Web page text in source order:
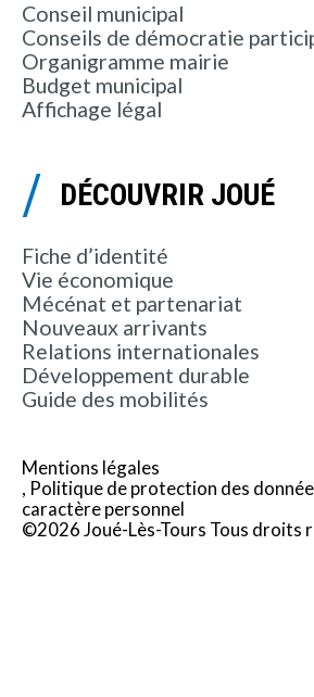
Conseil municipal
Conseils de démocratie
Organigramme mairie
Budget municipal
Affichage légal
DÉCOUVRIR JOUÉ
Fiche d’identité
Vie économique
Mécénat et partenariat
Nouveaux arrivants
Relations internationales
Développement durable
Guide des mobilités
Mentions légales
Politique de protection des
caractère personnel
©2026 Joué-Lès-Tours Tous droits